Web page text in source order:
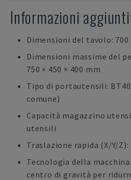
Informazioni
Dimensioni del tavolo: 700
Dimensioni massime del
750 × 450 × 400 mm
Tipo di portautensili:
comune)
Capacità magazzino
utensili
Traslazione rapida (X/Y/
Tecnologia della
centro di gravità per